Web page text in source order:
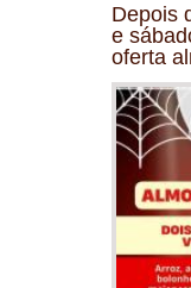
Depois
e
oferta